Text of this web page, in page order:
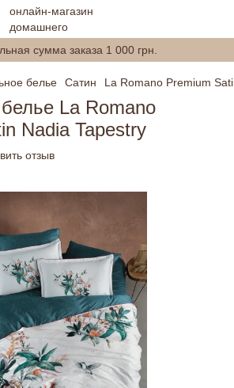
сумма заказа 1 000 грн.
белье Сатин La Romano Premium
La Romano
Nadia Tapestry
отзыв